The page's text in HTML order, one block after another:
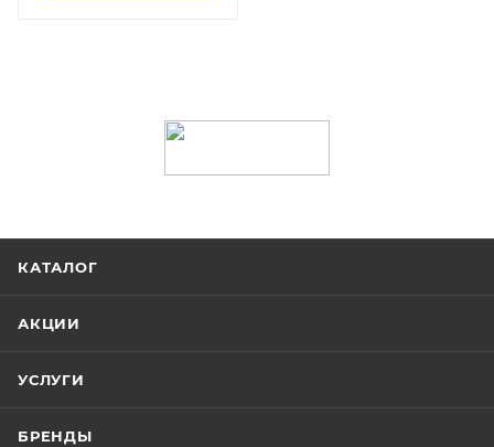
КАТАЛОГ
АКЦИИ
УСЛУГИ
БРЕНДЫ